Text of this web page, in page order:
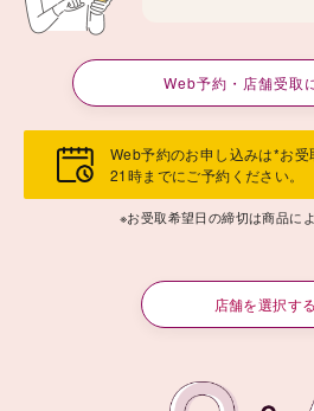
Web予約・店舗受取
Web予約のお申し込みは*お
21時までにご予約ください。
※お受取希望日の締切は商品に
店舗を選択する